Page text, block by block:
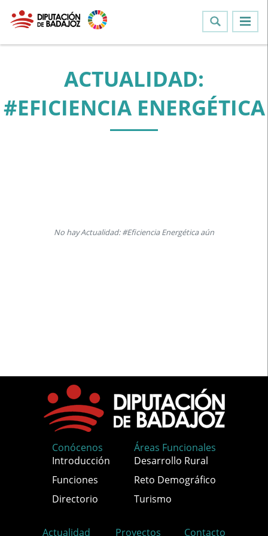
ACTUALIDAD:
#EFICIENCIA ENERGÉTICA
No hay Actualidad: #Eficiencia Energética aún
Conócenos
Introducción
Funciones
Directorio
Áreas Funcionales
Desarrollo Rural
Reto Demográfico
Turismo
Actualidad Proyectos Contacto